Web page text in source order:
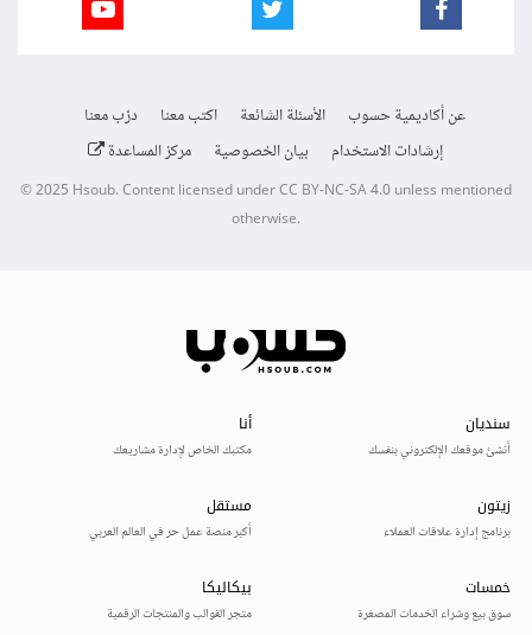
عن أكاديمية حسوب الأسئلة الشائعة اكتب معنا
درّب معنا
إرشادات الاستخدام
بيان الخصوصية مركز المساعدة
© 2025Hsoub.Content licensed underCC BY-NC-SA 4.0unless mentioned
otherwise.